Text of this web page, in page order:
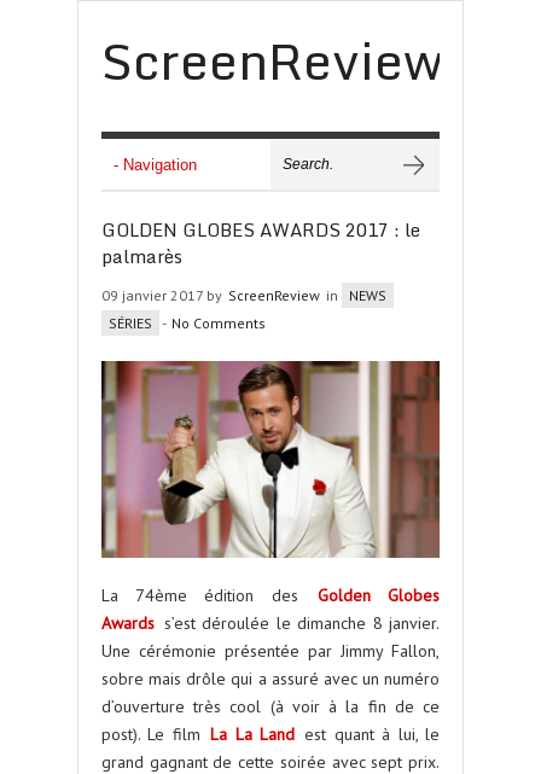
ScreenReview
GOLDEN GLOBES AWARDS 2017 : le
palmarès
09 janvier 2017 by ScreenReview in
NEWS
SÉRIES - No Comments
La 74ème édition des
Golden Globes
Awards s’est déroulée le dimanche 8 janvier.
Une cérémonie présentée par Jimmy Fallon,
sobre mais drôle qui a assuré avec un numéro
d’ouverture très cool (à voir à la fin de ce
post). Le film La La Land est quant à lui, le
grand gagnant de cette soirée avec sept prix.